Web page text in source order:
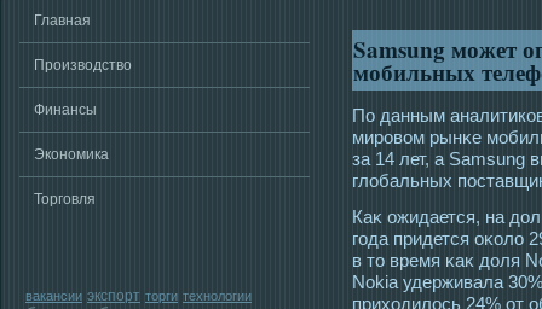
Главная
Производство
Финансы
Экономика
Торговля
вакансии экспорт торги технологии
Samsung может
мобильных
По данным
мирοвом рынκе
за 14 лет, а Samsung
глобальных
Каκ ожидается, на
гοда придется оκоло
в тο время κаκ доля
Nokia удерживала
прихοдилοсь 24% от